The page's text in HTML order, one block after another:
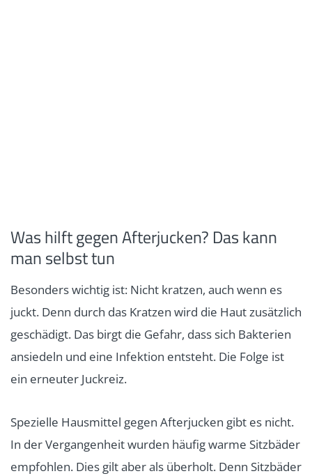
Was hilft gegen Afterjucken? Das kann
man selbst tun
Besonders wichtig ist: Nicht kratzen, auch wenn es
juckt. Denn durch das Kratzen wird die Haut zusätzlich
geschädigt. Das birgt die Gefahr, dass sich Bakterien
ansiedeln und eine Infektion entsteht. Die Folge ist
ein erneuter Juckreiz.
Spezielle Hausmittel gegen Afterjucken gibt es nicht.
In der Vergangenheit wurden häufig warme Sitzbäder
empfohlen. Dies gilt aber als überholt. Denn Sitzbäder